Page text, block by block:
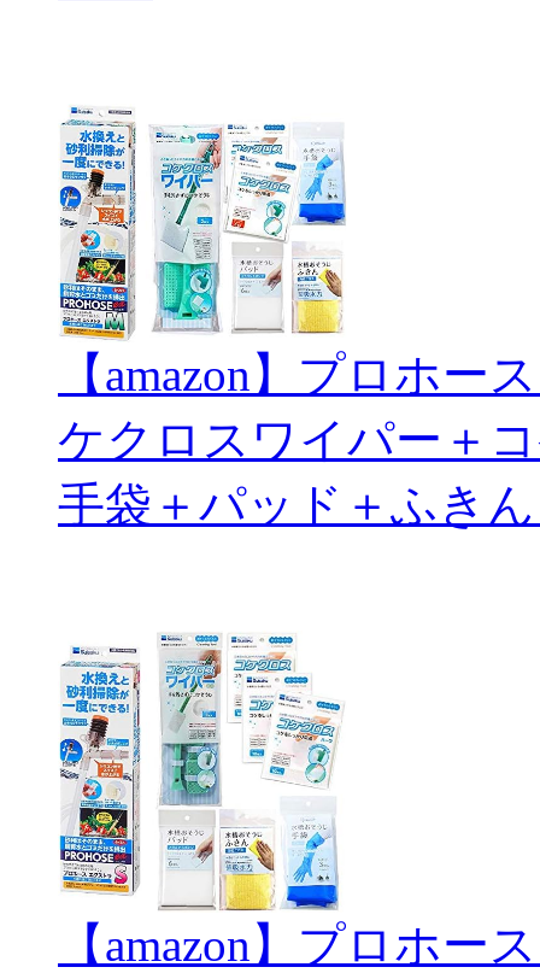
【amazon】プロホ
ケクロスワイパー＋
手袋＋パッド＋ふき
【amazon】プロホー